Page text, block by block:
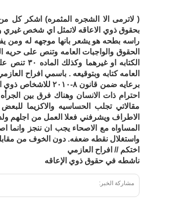
( لاترمى الا الشجره المثمره) اشكر
بحقوق ذوي الاعاقه لاتمثل اي شخص
الحقوق والواجبات العامه وتنص على حريه
العامه كتابه وبتوقيعه . باسمي افراح
برعايه ضمن قانون
احترام ذات الانسان وهناك فرق بين
مقالاتي تجلب الحساسيه والاكزيما
الاطراف ويشرفني فعلا العمل من اجلهم
المساواه مع الاصحاء يجب ان ننجز
واستغلال نقطه ضعفه. دون الخوف من
اختكم // افراح العازمي
ناشطه في حقوق ذوي الإعاقه
مشاركة الخبر: